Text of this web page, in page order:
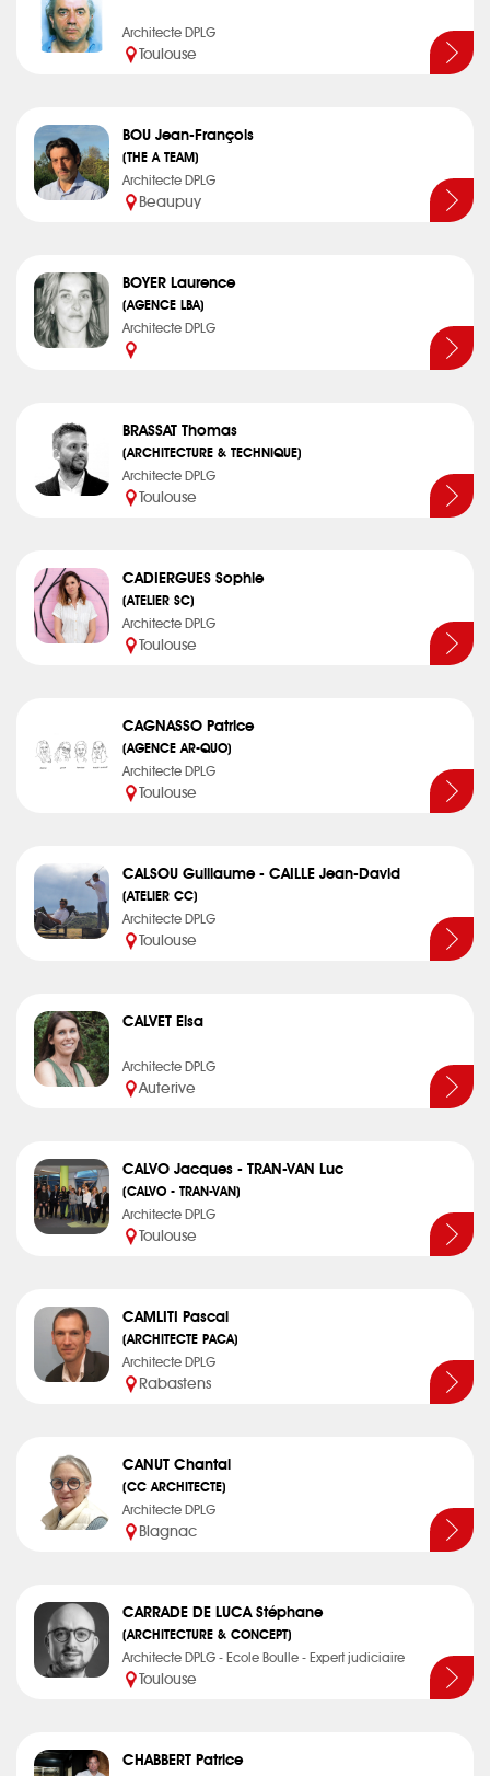
Architecte DPLG
Toulouse
BOU Jean-François
(THE A TEAM)
Architecte DPLG
Beaupuy
BOYER Laurence
(AGENCE LBA)
Architecte DPLG
BRASSAT Thomas
(ARCHITECTURE & TECHNIQUE)
Architecte DPLG
Toulouse
CADIERGUES Sophie
(ATELIER SC)
Architecte DPLG
Toulouse
CAGNASSO Patrice
(AGENCE AR-QUO)
Architecte DPLG
Toulouse
CALSOU Guillaume - CAILLE Jean-David
(ATELIER CC)
Architecte DPLG
Toulouse
CALVET Elsa
Architecte DPLG
Auterive
CALVO Jacques - TRAN-VAN Luc
(CALVO - TRAN-VAN)
Architecte DPLG
Toulouse
CAMLITI Pascal
(ARCHITECTE PACA)
Architecte DPLG
Rabastens
CANUT Chantal
(CC ARCHITECTE)
Architecte DPLG
Blagnac
CARRADE DE LUCA Stéphane
(ARCHITECTURE & CONCEPT)
Architecte DPLG - Ecole Boulle - Expert judiciaire
Toulouse
CHABBERT Patrice